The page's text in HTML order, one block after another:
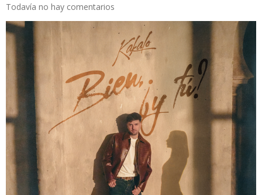
Todavía no hay comentarios